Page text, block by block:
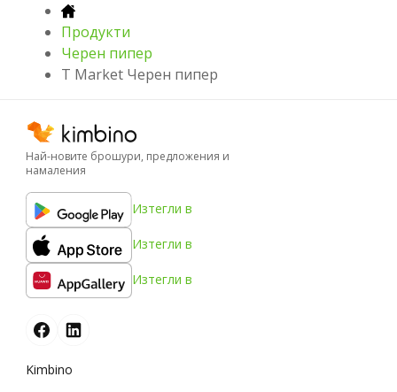
Продукти
Черен пипер
T Market Черен пипер
Най-новите брошури, предложения и
намаления
Изтегли в
Изтегли в
Изтегли в
Kimbino